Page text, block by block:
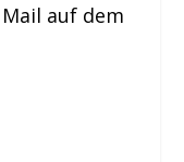
auf dem